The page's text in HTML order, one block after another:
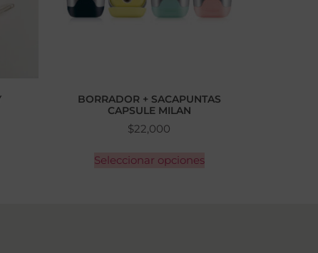
BORRADOR + SACAPUNTAS
CAPSULE MILAN
$22,000
Seleccionar opciones